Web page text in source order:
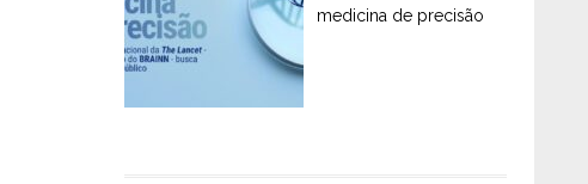
medicina de precisão